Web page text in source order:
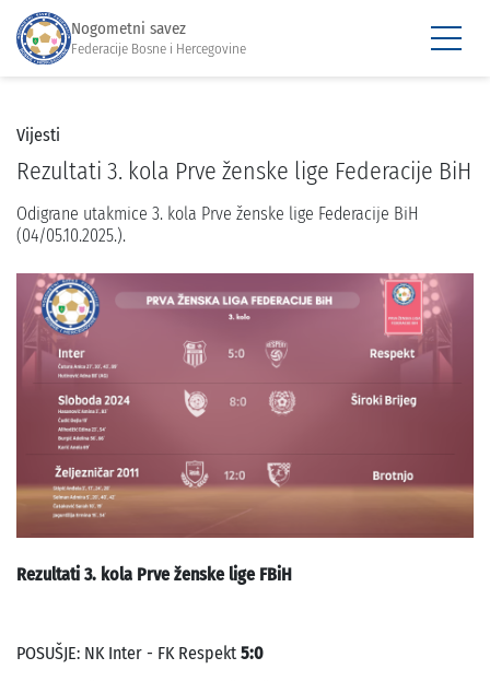
Nogometni savez
Federacije Bosne i Hercegovine
Vijesti
Rezultati 3. kola Prve ženske lige Federacije BiH
Odigrane utakmice 3. kola Prve ženske lige Federacije BiH
(04/05.10.2025.).
Rezultati 3. kola Prve ženske lige FBiH
POSUŠJE: NK Inter - FK Respekt 5:0